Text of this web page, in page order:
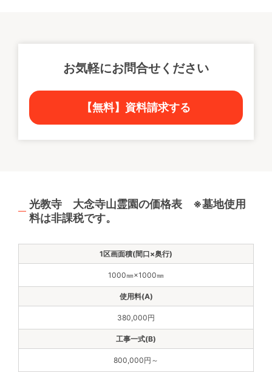
お気軽にお問合せください
【無料】資料請求する
光教寺 大念寺山霊園の価格表 ※墓地使用
料は非課税です。
1000㎜×1000㎜
380,000円
800,000円～